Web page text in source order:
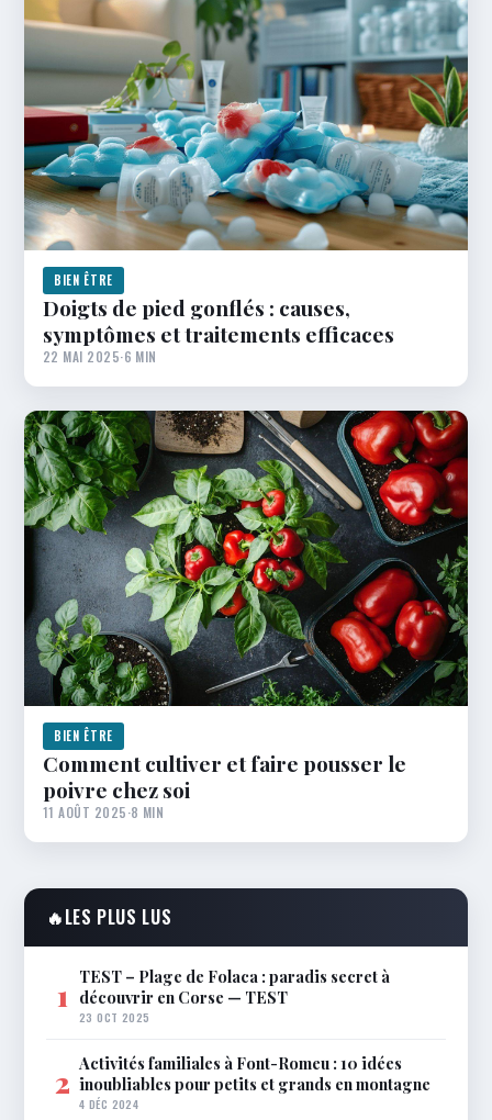
BIEN ÊTRE
Doigts de pied gonflés : causes,
symptômes et traitements efficaces
22 MAI 2025·6 MIN
BIEN ÊTRE
Comment cultiver et faire pousser le
poivre chez soi
11 AOÛT 2025·8 MIN
🔥LES PLUS LUS
1 TEST – Plage de Folaca : paradis secret à
découvrir en Corse — TEST
23 OCT 2025
2 Activités familiales à Font-Romeu : 10 idées
inoubliables pour petits et grands en montagne
4 DÉC 2024